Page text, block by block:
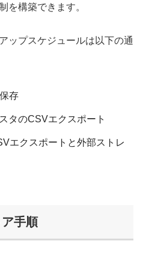
を構築できます。
ップスケジュールは以下の通
存
タのCSVエクスポート
エクスポートと外部ストレ
手順